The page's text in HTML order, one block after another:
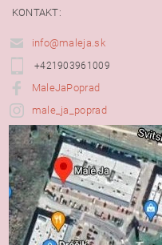
KONTAKT:
info@maleja.sk
+421903961009
MaleJaPoprad
male_ja_poprad